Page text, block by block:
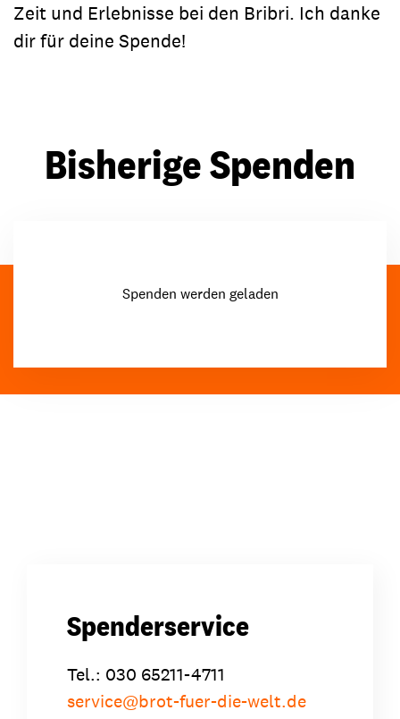
Zeit und Erlebnisse bei den Bribri. Ich danke
dir für deine Spende!
Bisherige Spenden
Spenden werden geladen
Spenderservice
Tel.: 030 65211-4711
service@brot-fuer-die-welt.de